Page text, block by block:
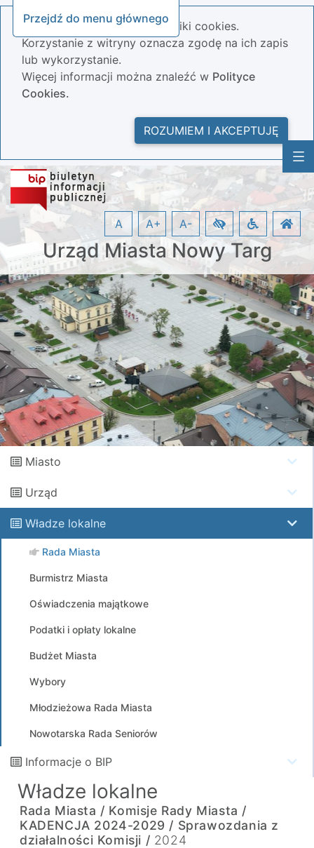
Przejdź do menu głównego
Nasza strona wykorzystuje pliki cookies.
Korzystanie z witryny oznacza zgodę na ich zapis
lub wykorzystanie.
Więcej informacji można znaleźć w Polityce
Cookies.
ROZUMIEM I AKCEPTUJĘ
Urząd Miasta Nowy Targ
A A+ A-
Miasto
Urząd
Władze lokalne
Rada Miasta
Burmistrz Miasta
Oświadczenia majątkowe
Podatki i opłaty lokalne
Budżet Miasta
Wybory
Młodzieżowa Rada Miasta
Nowotarska Rada Seniorów
Informacje o BIP
Władze lokalne
Rada Miasta / Komisje Rady Miasta /
KADENCJA 2024-2029 / Sprawozdania z
działalności Komisji / 2024